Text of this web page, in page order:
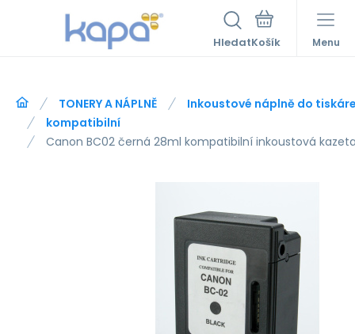
Hledat Menu
TONERY A NÁPLNĚ
Inkoustové náplně do
kompatibilní
Canon BC02 černá 28ml kompatibilní inkoustová